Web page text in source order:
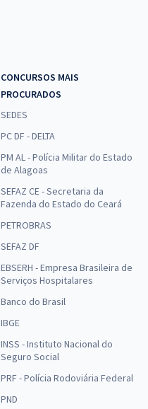
CONCURSOS MAIS
PROCURADOS
SEDES
PC DF - DELTA
PM AL - Polícia Militar do Estado
de Alagoas
SEFAZ CE - Secretaria da
Fazenda do Estado do Ceará
PETROBRAS
SEFAZ DF
EBSERH - Empresa Brasileira de
Serviços Hospitalares
Banco do Brasil
IBGE
INSS - Instituto Nacional do
Seguro Social
PRF - Polícia Rodoviária Federal
PND